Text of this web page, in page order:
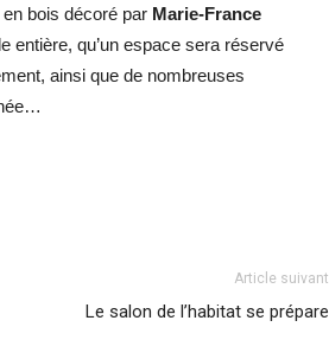
bois décoré par Marie-France
entière, qu’un espace sera réservé
ainsi que de nombreuses
Article suivant
Le salon de l’habitat se prépare